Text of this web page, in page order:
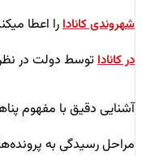
شهروندی کانادارا اعطا
در کاناداتوسط دولت در
آشنایی دقیق با مفهوم
مراحل رسیدگی به